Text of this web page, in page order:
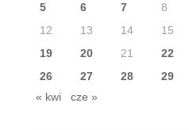
5
6 7 8
12
13 14 15
19
20 21 22
26
27 28 29
« kwi
cze »